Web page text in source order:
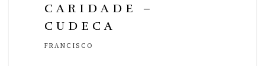
CARIDADE –
CUDECA
FRANCISCO